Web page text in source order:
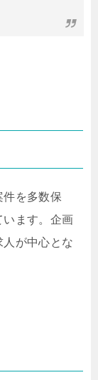
を多数保
ます。企画
が中心とな